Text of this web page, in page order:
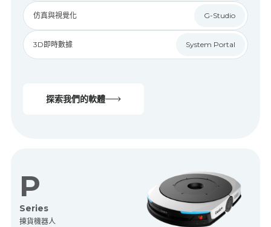
仿真與視覺化 G-Studio
3D即時數據 System Portal
探索我們的軟體
P
Series
揀貨機器人